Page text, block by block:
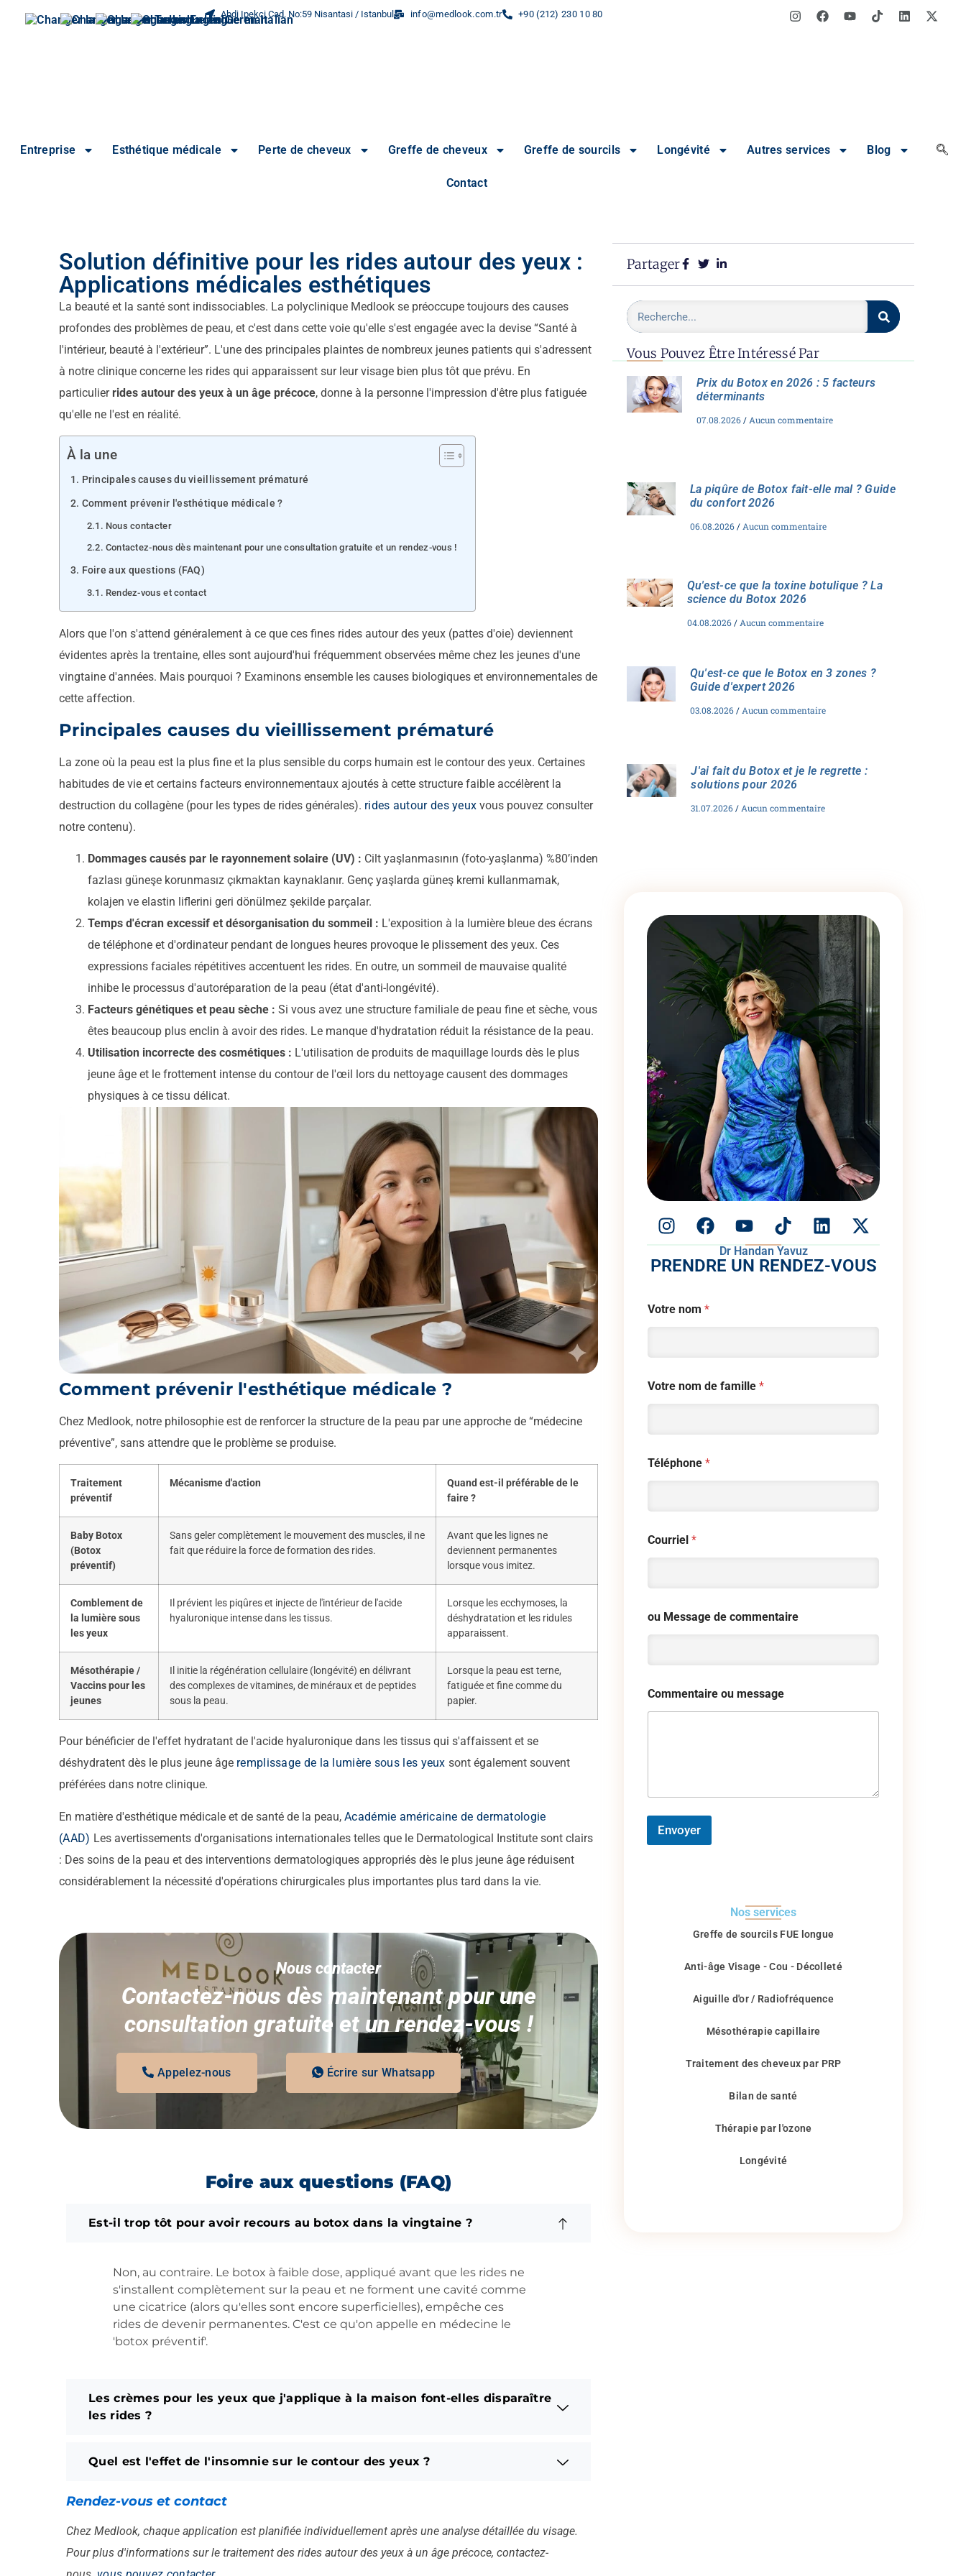
Abdi Ipekci Cad. No:59 Nisantasi / Istanbul info@medlook.com.tr +90 (212) 230 10 80
Entreprise Esthétique médicale Perte de cheveux Greffe de cheveux Greffe de sourcils Longévité Autres services Blog
Contact
Solution définitive pour les rides autour des yeux :
Applications médicales esthétiques
La beauté et la santé sont indissociables. La polyclinique Medlook se préoccupe toujours des causes
profondes des problèmes de peau, et c'est dans cette voie qu'elle s'est engagée avec la devise “Santé à
l'intérieur, beauté à l'extérieur”. L'une des principales plaintes de nombreux jeunes patients qui s'adressent
à notre clinique concerne les rides qui apparaissent sur leur visage bien plus tôt que prévu. En
particulierrides autour des yeux à un âge précoce, donne à la personne l'impression d'être plus fatiguée
qu'elle ne l'est en réalité.
À la une
Principales causes du vieillissement prématuré
Comment prévenir l'esthétique médicale ?
Nous contacter
Contactez-nous dès maintenant pour une consultation gratuite et un rendez-vous !
Foire aux questions (FAQ)
Rendez-vous et contact
Alors que l'on s'attend généralement à ce que ces fines rides autour des yeux (pattes d'oie) deviennent
évidentes après la trentaine, elles sont aujourd'hui fréquemment observées même chez les jeunes d'une
vingtaine d'années. Mais pourquoi ? Examinons ensemble les causes biologiques et environnementales de
cette affection.
Principales causes du vieillissement prématuré
La zone où la peau est la plus fine et la plus sensible du corps humain est le contour des yeux. Certaines
habitudes de vie et certains facteurs environnementaux ajoutés à cette structure faible accélèrent la
destruction du collagène (pour les types de rides générales). rides autour des yeux vous pouvez consulter
notre contenu).
Dommages causés par le rayonnement solaire (UV) : Cilt yaşlanmasının (foto-yaşlanma) %80’inden
fazlası güneşe korunmasız çıkmaktan kaynaklanır. Genç yaşlarda güneş kremi kullanmamak,
kolajen ve elastin liflerini geri dönülmez şekilde parçalar.
Temps d'écran excessif et désorganisation du sommeil : L'exposition à la lumière bleue des écrans
de téléphone et d'ordinateur pendant de longues heures provoque le plissement des yeux. Ces
expressions faciales répétitives accentuent les rides. En outre, un sommeil de mauvaise qualité
inhibe le processus d'autoréparation de la peau (état d'anti-longévité).
Facteurs génétiques et peau sèche : Si vous avez une structure familiale de peau fine et sèche, vous
êtes beaucoup plus enclin à avoir des rides. Le manque d'hydratation réduit la résistance de la peau.
Utilisation incorrecte des cosmétiques : L'utilisation de produits de maquillage lourds dès le plus
jeune âge et le frottement intense du contour de l'œil lors du nettoyage causent des dommages
physiques à ce tissu délicat.
Comment prévenir l'esthétique médicale ?
Chez Medlook, notre philosophie est de renforcer la structure de la peau par une approche de “médecine
préventive”, sans attendre que le problème se produise.
Traitement
préventif
Mécanisme d'action
Quand est-il préférable de le
faire ?
Baby Botox
(Botox
préventif)
Sans geler complètement le mouvement des muscles, il ne
fait que réduire la force de formation des rides.
Avant que les lignes ne
deviennent permanentes
lorsque vous imitez.
Comblement de
la lumière sous
les yeux
Il prévient les piqûres et injecte de l'intérieur de l'acide
hyaluronique intense dans les tissus.
Lorsque les ecchymoses, la
déshydratation et les ridules
apparaissent.
Mésothérapie /
Vaccins pour les
jeunes
Il initie la régénération cellulaire (longévité) en délivrant
des complexes de vitamines, de minéraux et de peptides
sous la peau.
Lorsque la peau est terne,
fatiguée et fine comme du
papier.
Pour bénéficier de l'effet hydratant de l'acide hyaluronique dans les tissus qui s'affaissent et se
déshydratent dès le plus jeune âge remplissage de la lumière sous les yeux sont également souvent
préférées dans notre clinique.
En matière d'esthétique médicale et de santé de la peau, Académie américaine de dermatologie
(AAD) Les avertissements d'organisations internationales telles que le Dermatological Institute sont clairs
: Des soins de la peau et des interventions dermatologiques appropriés dès le plus jeune âge réduisent
considérablement la nécessité d'opérations chirurgicales plus importantes plus tard dans la vie.
Nous contacter
Contactez-nous dès maintenant pour une
consultation gratuite et un rendez-vous !
Appelez-nous Écrire sur Whatsapp
Foire aux questions (FAQ)
Est-il trop tôt pour avoir recours au botox dans la vingtaine ?
Non, au contraire. Le botox à faible dose, appliqué avant que les rides ne
s'installent complètement sur la peau et ne forment une cavité comme
une cicatrice (alors qu'elles sont encore superficielles), empêche ces
rides de devenir permanentes. C'est ce qu'on appelle en médecine le
'botox préventif'.
Les crèmes pour les yeux que j'applique à la maison font-elles disparaître
les rides ?
Quel est l'effet de l'insomnie sur le contour des yeux ?
Rendez-vous et contact
Chez Medlook, chaque application est planifiée individuellement après une analyse détaillée du visage.
Pour plus d'informations sur le traitement des rides autour des yeux à un âge précoce, contactez-
Partager
Vous Pouvez Être Intéressé Par
Prix du Botox en 2026 : 5 facteurs
déterminants
07.08.2026 Aucun commentaire
La piqûre de Botox fait-elle mal ? Guide
du confort 2026
06.08.2026 Aucun commentaire
Qu'est-ce que la toxine botulique ? La
science du Botox 2026
04.08.2026 Aucun commentaire
Qu'est-ce que le Botox en 3 zones ?
Guide d'expert 2026
03.08.2026 Aucun commentaire
J'ai fait du Botox et je le regrette :
solutions pour 2026
31.07.2026 Aucun commentaire
Dr Handan Yavuz
PRENDRE UN RENDEZ-VOUS
Votre nom *
Votre nom de famille *
Téléphone *
Courriel *
ou Message de commentaire
Commentaire ou message
Envoyer
Nos services
Greffe de sourcils FUE longue
Anti-âge Visage - Cou - Décolleté
Aiguille d'or / Radiofréquence
Mésothérapie capillaire
Traitement des cheveux par PRP
Bilan de santé
Thérapie par l'ozone
Longévité